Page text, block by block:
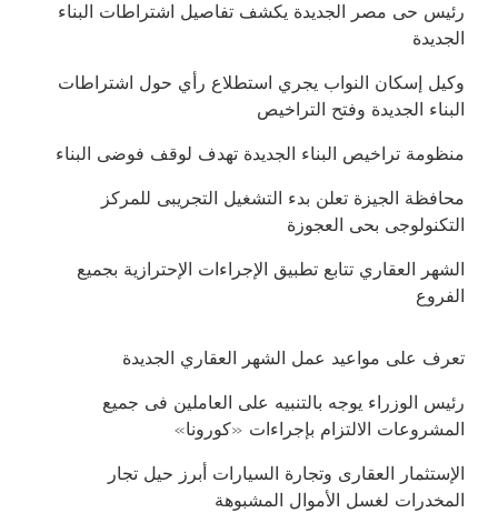
رئيس حى مصر الجديدة يكشف تفاصيل اشتراطات البناء
الجديدة‎
وكيل إسكان النواب يجري استطلاع رأي حول اشتراطات
البناء الجديدة وفتح التراخيص
منظومة تراخيص البناء الجديدة تهدف لوقف فوضى البناء
محافظة الجيزة تعلن بدء التشغيل التجريبى للمركز
التكنولوجى بحى العجوزة
الشهر العقاري تتابع تطبيق الإجراءات الإحترازية بجميع
الفروع
تعرف على مواعيد عمل الشهر العقاري الجديدة
رئيس الوزراء يوجه بالتنبيه على العاملين فى جميع
المشروعات الالتزام بإجراءات «كورونا»
الإستثمار العقارى وتجارة السيارات أبرز حيل تجار
المخدرات لغسل الأموال المشبوهة